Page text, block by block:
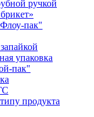
ручкой
пак"
упаковка
пак"
продукта